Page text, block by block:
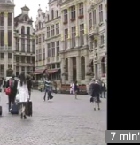
7 min'